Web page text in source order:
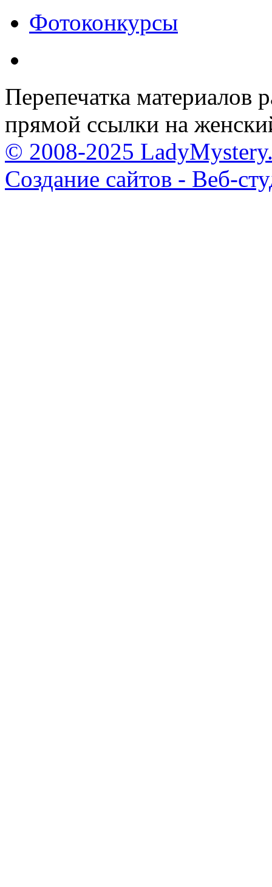
Фотоконкурсы
Перепечатка материалов
прямой ссылки на
© 2008-2025
Создание сайтов - Веб-